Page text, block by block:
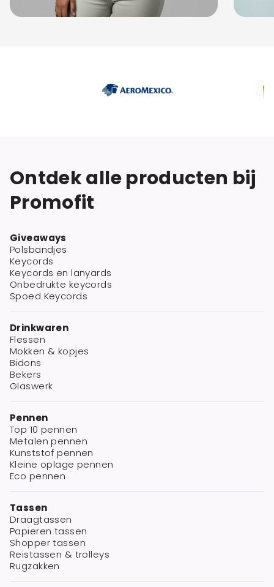
Ontdek alle producten bij
Promofit
Giveaways
Polsbandjes
Keycords
Keycords en lanyards
Onbedrukte keycords
Spoed Keycords
Drinkwaren
Flessen
Mokken & kopjes
Bidons
Bekers
Glaswerk
Pennen
Top 10 pennen
Metalen pennen
Kunststof pennen
Kleine oplage pennen
Eco pennen
Tassen
Draagtassen
Papieren tassen
Shopper tassen
Reistassen & trolleys
Rugzakken